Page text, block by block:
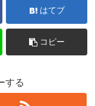
はてブ
コピー
する